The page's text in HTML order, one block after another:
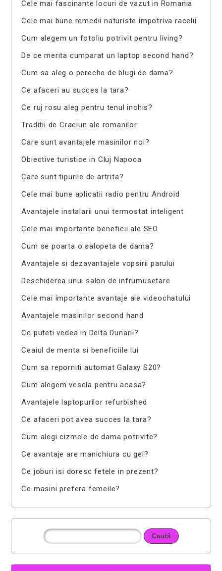
Cele mai fascinante locuri de vazut in Romania
Cele mai bune remedii naturiste impotriva racelii
Cum alegem un fotoliu potrivit pentru living?
De ce merita cumparat un laptop second hand?
Cum sa aleg o pereche de blugi de dama?
Ce afaceri au succes la tara?
Ce ruj rosu aleg pentru tenul inchis?
Traditii de Craciun ale romanilor
Care sunt avantajele masinilor noi?
Obiective turistice in Cluj Napoca
Care sunt tipurile de artrita?
Cele mai bune aplicatii radio pentru Android
Avantajele instalarii unui termostat inteligent
Cele mai importante beneficii ale SEO
Cum se poarta o salopeta de dama?
Avantajele si dezavantajele vopsirii parului
Deschiderea unui salon de infrumusetare
Cele mai importante avantaje ale videochatului
Avantajele masinilor second hand
Ce puteti vedea in Delta Dunarii?
Ceaiul de menta si beneficiile lui
Cum sa reporniti automat Galaxy S20?
Cum alegem vesela pentru acasa?
Avantajele laptopurilor refurbished
Ce afaceri pot avea succes la tara?
Cum alegi cizmele de dama potrivite?
Ce avantaje are manichiura cu gel?
Ce joburi isi doresc fetele in prezent?
Ce masini prefera femeile?